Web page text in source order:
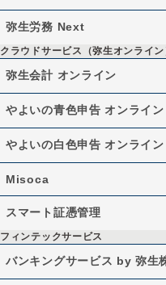
弥生労務 Next
クラウドサービス（弥生オンライン
弥生会計 オンライン
やよいの青色申告 オンライン
やよいの白色申告 オンライン
Misoca
スマート証憑管理
フィンテックサービス
バンキングサービス by 弥生